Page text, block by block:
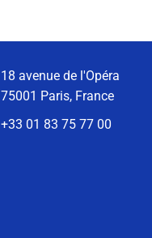
18 avenue de l'Opéra
75001 Paris, France
+33 01 83 75 77 00